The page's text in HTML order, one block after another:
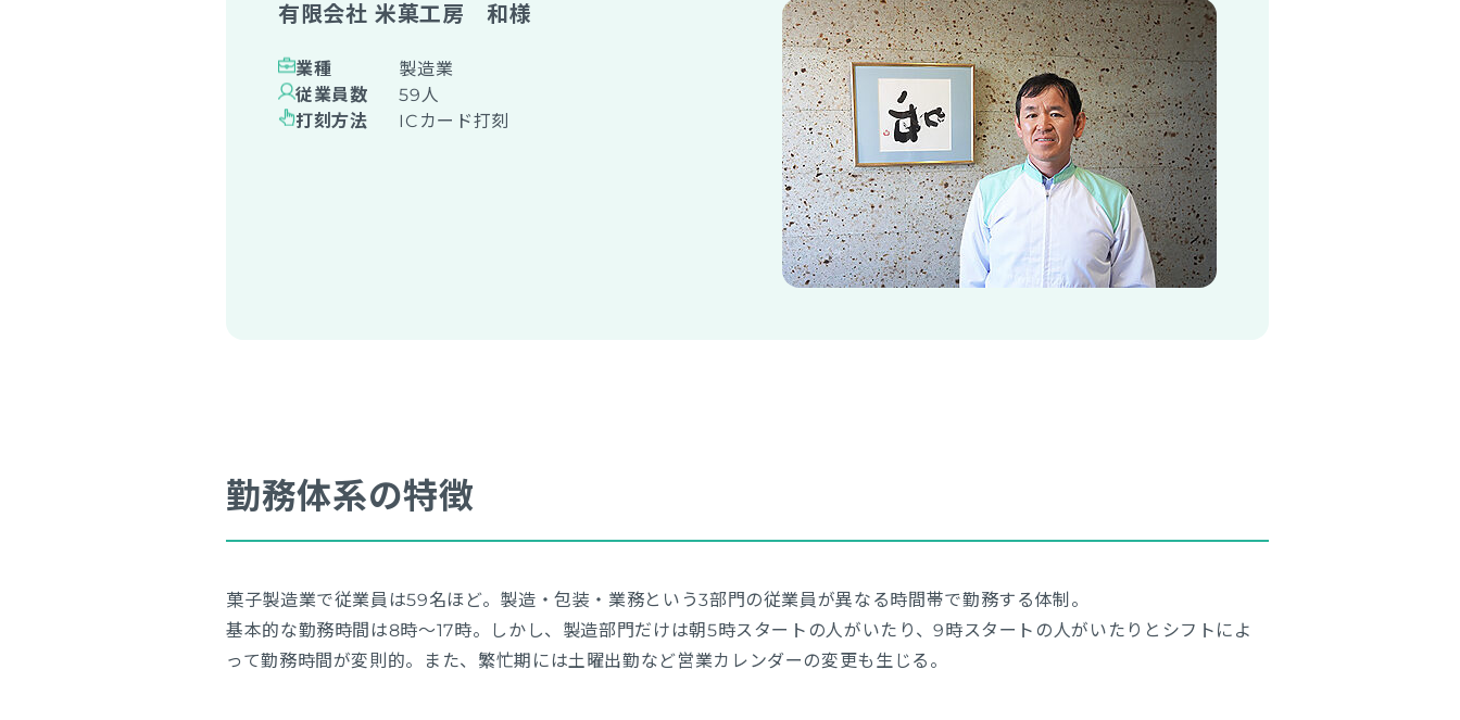
有限会社 米菓工房 和様
業種
製造業
従業員数
59人
打刻方法
ICカード打刻
勤務体系の特徴
菓子製造業で従業員は59名ほど。製造・包装・業務という3部門の従業員が異なる時間帯で勤務する体制。
基本的な勤務時間は8時～17時。しかし、製造部門だけは朝5時スタートの人がいたり、9時スタートの人がいたりとシフトによ
って勤務時間が変則的。また、繁忙期には土曜出勤など営業カレンダーの変更も生じる。